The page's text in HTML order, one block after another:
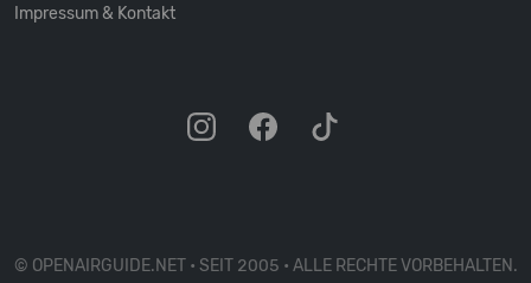
Impressum & Kontakt
© OPENAIRGUIDE.NET • SEIT 2005 • ALLE RECHTE VORBEHALTEN.